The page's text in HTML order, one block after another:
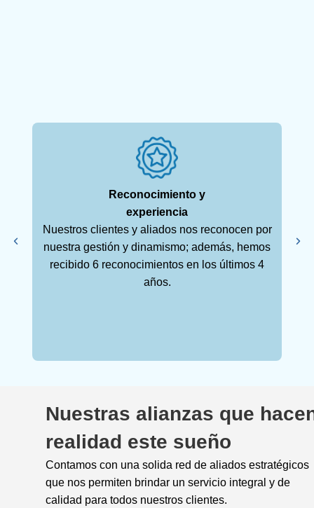
Reconocimiento y
experiencia
Nuestros clientes y aliados nos reconocen por
nuestra gestión y dinamismo; además, hemos
recibido 6 reconocimientos en los últimos 4
años.
Nuestras alianzas que
realidad este sueño
Contamos con una solida red de aliados estratégicos
que nos permiten brindar un servicio integral y de
calidad para todos nuestros clientes.